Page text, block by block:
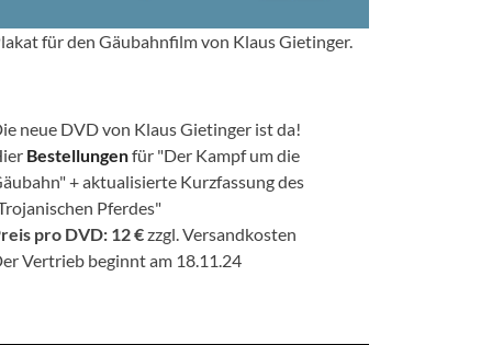
für den Gäubahnfilm von Klaus Gietinger.
neue DVD von Klaus Gietinger ist da!
Bestellungenfür "Der Kampf um die
+ aktualisierte Kurzfassung des
Pferdes"
pro DVD: 12 €zzgl. Versandkosten
Vertrieb beginnt am 18.11.24